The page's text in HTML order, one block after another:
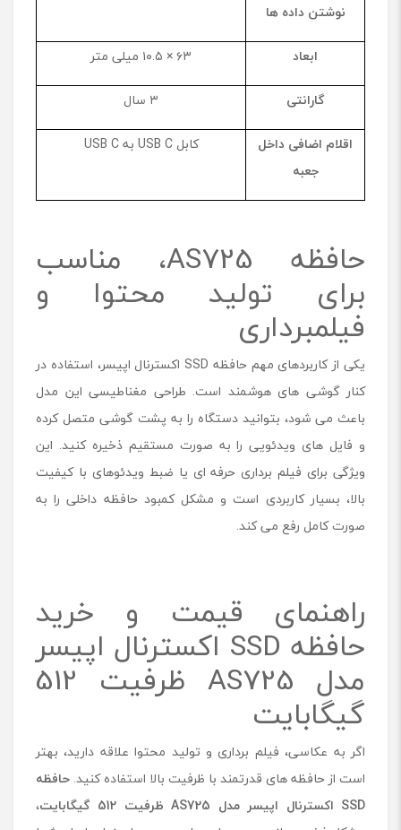
نوشتن داده ها
ابعاد
۶۳ × ۱۰.۵ میلی متر
گارانتی
۳ سال
اقلام اضافی داخل
جعبه
کابل USB C به USB C
حافظه AS725، مناسب
برای تولید محتوا و
فیلمبرداری
یکی از کاربردهای مهم حافظه SSD اکسترنال اپیسر، استفاده در
کنار گوشی‌ های هوشمند است. طراحی مغناطیسی این مدل
باعث می ‌شود، بتوانید دستگاه را به پشت گوشی متصل کرده
و فایل‌ های ویدئویی را به‌ صورت مستقیم ذخیره کنید. این
ویژگی برای فیلم برداری حرفه ای یا ضبط ویدئوهای با کیفیت
بالا، بسیار کاربردی است و مشکل کمبود حافظه داخلی را به
صورت کامل رفع می‌ کند.
راهنمای قیمت و خرید
حافظه SSD اکسترنال اپیسر
مدل AS725 ظرفیت 512
گیگابایت
اگر به عکاسی، فیلم برداری و تولید محتوا علاقه دارید، بهتر
است از حافظه‌ های قدرتمند با ظرفیت بالا استفاده کنید. حافظه
SSD اکسترنال اپیسر مدل AS725ظرفیت 512 گیگابایت،